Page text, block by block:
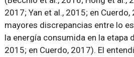
2017; Yan et al., 2015; en
mayores discrepancias entre lo
la energía consumida en la etapa
2015; en Cuerdo, 2017). El